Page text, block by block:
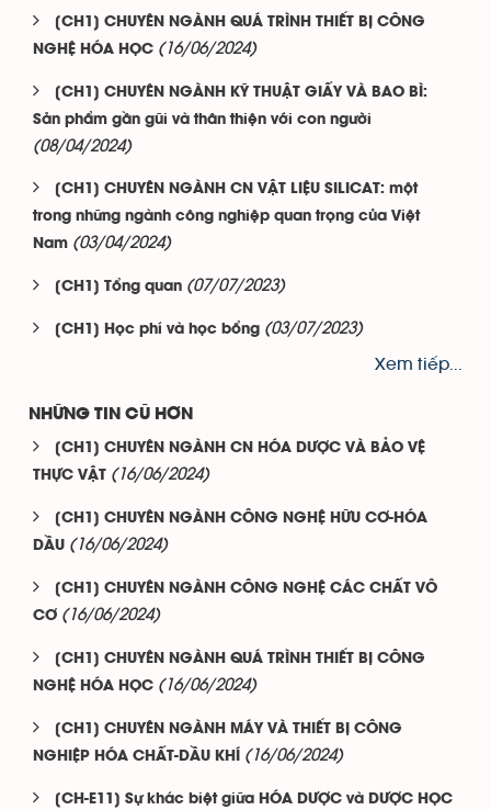
[CH1] CHUYÊN NGÀNH QUÁ TRÌNH THIẾT BỊ CÔNG
NGHỆ HÓA HỌC (16/06/2024)
[CH1] CHUYÊN NGÀNH KỸ THUẬT GIẤY VÀ BAO BÌ:
Sản phẩm gần gũi và thân thiện với con người
(08/04/2024)
[CH1] CHUYÊN NGÀNH CN VẬT LIỆU SILICAT: một
trong những ngành công nghiệp quan trọng của Việt
Nam (03/04/2024)
[CH1] Tổng quan (07/07/2023)
[CH1] Học phí và học bổng (03/07/2023)
Xem tiếp...
NHỮNG TIN CŨ HƠN
[CH1] CHUYÊN NGÀNH CN HÓA DƯỢC VÀ BẢO VỆ
THỰC VẬT (16/06/2024)
[CH1] CHUYÊN NGÀNH CÔNG NGHỆ HỮU CƠ-HÓA
DẦU (16/06/2024)
[CH1] CHUYÊN NGÀNH CÔNG NGHỆ CÁC CHẤT VÔ
CƠ (16/06/2024)
[CH1] CHUYÊN NGÀNH QUÁ TRÌNH THIẾT BỊ CÔNG
NGHỆ HÓA HỌC (16/06/2024)
[CH1] CHUYÊN NGÀNH MÁY VÀ THIẾT BỊ CÔNG
NGHIỆP HÓA CHẤT-DẦU KHÍ
(16/06/2024)
[CH-E11] Sự khác biệt giữa HÓA DƯỢC và DƯỢC HỌC